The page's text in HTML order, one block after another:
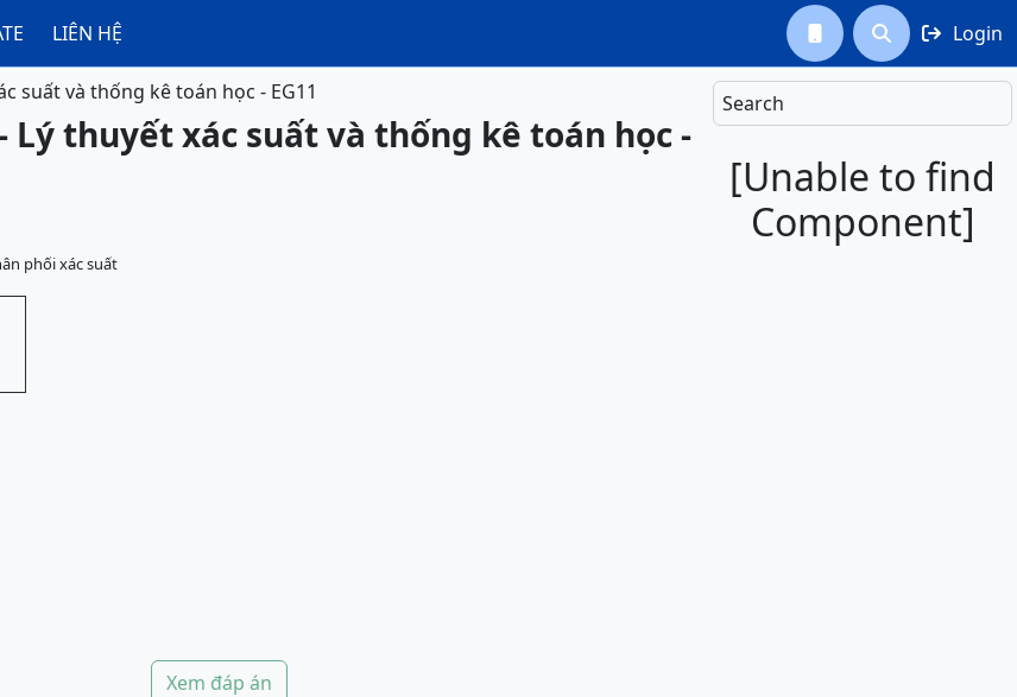
LIÊN HỆ   Login
Search
[Unable to find
Component]
suất và thống kê toán học - EG11
Lý thuyết xác suất và thống kê toán học -
phối xác suất
Xem đáp án